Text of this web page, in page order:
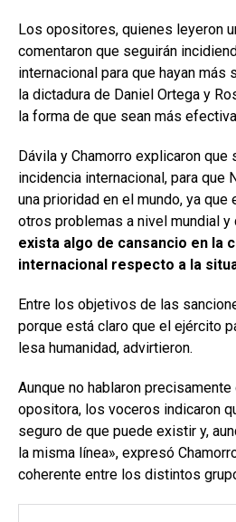
Los opositores, quienes leyeron
comentaron que seguirán
internacional para que hayan más
la dictadura de Daniel Ortega y
la forma de que sean más
Dávila y Chamorro explicaron
incidencia internacional, para que
una prioridad en el mundo, ya
otros problemas a nivel mundial y
exista algo de cansancio en la
internacional respecto a la
Entre los objetivos de las
porque está claro que el ejército
lesa humanidad, advirtieron.
Aunque no hablaron precisamente
opositora, los voceros indicaron
seguro de que puede existir y,
la misma línea», expresó
coherente entre los distintos